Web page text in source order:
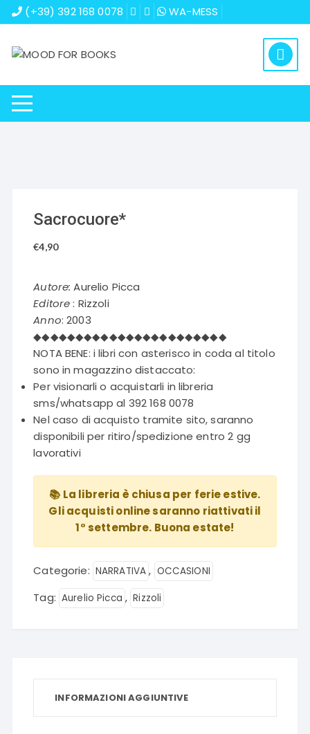
al
(+39) 392 168 0078 WA-MESS
Sacrocuore*
€4,90
Autore: Aurelio Picca
Editore: Rizzoli
Anno: 2003
◆◆◆◆◆◆◆◆◆◆◆◆◆◆◆◆◆◆◆◆◆◆◆
NOTA BENE: i libri con asterisco in coda al titolo
sono in magazzino distaccato:
Per visionarli o acquistarli in libreria
sms/whatsapp al 392 168 0078
Nel caso di acquisto tramite sito, saranno
disponibili per ritiro/spedizione entro 2 gg
lavorativi
📚 La libreria è chiusa per ferie estive.
Gli acquisti online saranno riattivati il
1° settembre. Buona estate!
Categorie: NARRATIVA , OCCASIONI
Tag: Aurelio Picca , Rizzoli
INFORMAZIONI AGGIUNTIVE